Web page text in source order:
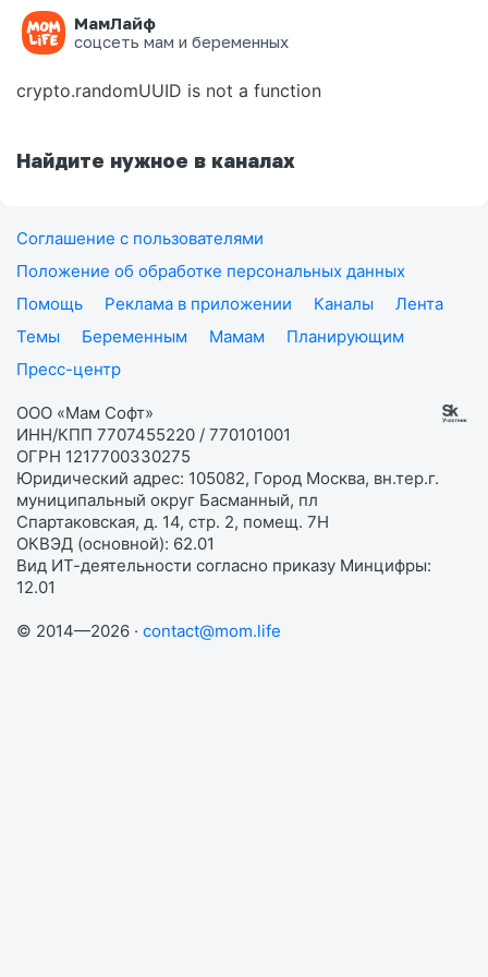
МамЛайф
соцсеть мам и беременных
Ошибка на странице
crypto.randomUUID is not a function
Найдите нужное в каналах
Соглашение с пользователями
Положение об обработке персональных данных
Помощь
Реклама в приложении Каналы
Лента
Темы
Беременным Мамам
Планирующим
Пресс-центр
ООО «Мам Софт»
ИНН/КПП 7707455220 / 770101001
ОГРН 1217700330275
Юридический адрес: 105082, Город Москва, вн.тер.г.
муниципальный округ Басманный, пл
Спартаковская, д. 14, стр. 2, помещ. 7Н
ОКВЭД (основной): 62.01
Вид ИТ-деятельности согласно приказу Минцифры:
12.01
© 2014—2026 · contact@mom.life